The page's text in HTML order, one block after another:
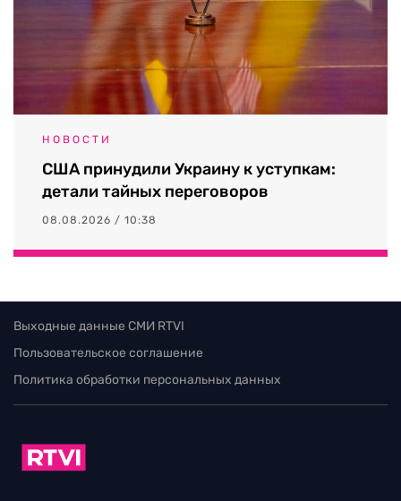
НОВОСТИ
США принудили Украину к уступкам:
детали тайных переговоров
08.08.2026 / 10:38
Выходные данные СМИ RTVI
Пользовательское соглашение
Политика обработки персональных данных